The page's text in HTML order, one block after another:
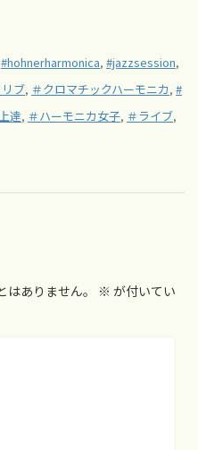
#hohnerharmonica, #jazzsession,
ブ, ＃クロマチックハーモニカ, #
達, ＃ハーモニカ女子, ＃ライブ,
ありません。 ※ が付いてい